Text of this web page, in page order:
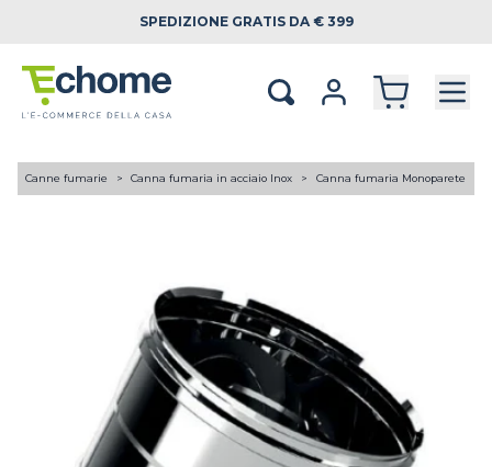
SPEDIZIONE GRATIS DA € 399
Canne fumarie Canna fumaria in acciaio Inox Canna fumaria Monoparete